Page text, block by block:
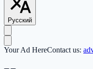
Русский
Your Ad HereContact us: